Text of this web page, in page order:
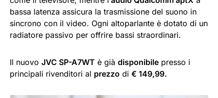
bassa latenza assicura la trasmissione del suono in
sincrono con il video. Ogni altoparlante è dotato di un
radiatore passivo per offrire bassi straordinari.
Il nuovo JVC SP-A7WT è già disponibile presso i
principali rivenditori al prezzo di € 149,99.